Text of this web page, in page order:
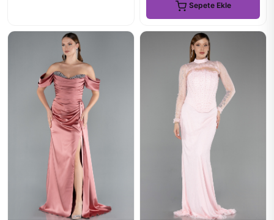
Sepete Ekle